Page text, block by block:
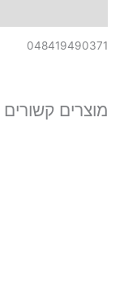
048419490371
מוצרים קשורים